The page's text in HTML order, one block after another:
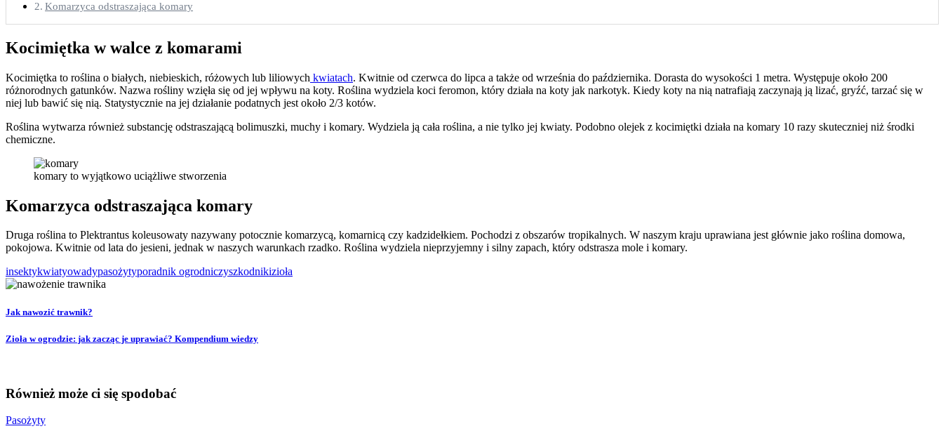
Komarzyca odstraszająca komary
Kocimiętka w walce z komarami
Kocimiętka to roślina o białych, niebieskich, różowych lub liliowych kwiatach. Kwitnie od czerwca do lipca a także od września do października. Dorasta do wysokości 1 metra. Występuje około 200
różnorodnych gatunków. Nazwa rośliny wzięła się od jej wpływu na koty. Roślina wydziela koci feromon, który działa na koty jak narkotyk. Kiedy koty na nią natrafiają zaczynają ją lizać, gryźć, tarzać się w
niej lub bawić się nią. Statystycznie na jej działanie podatnych jest około 2/3 kotów.
Roślina wytwarza również substancję odstraszającą bolimuszki, muchy i komary. Wydziela ją cała roślina, a nie tylko jej kwiaty. Podobno olejek z kocimiętki działa na komary 10 razy skuteczniej niż środki
chemiczne.
komary to wyjątkowo uciążliwe stworzenia
Komarzyca odstraszająca komary
Druga roślina to Plektrantus koleusowaty nazywany potocznie komarzycą, komarnicą czy kadzidełkiem. Pochodzi z obszarów tropikalnych. W naszym kraju uprawiana jest głównie jako roślina domowa,
pokojowa. Kwitnie od lata do jesieni, jednak w naszych warunkach rzadko. Roślina wydziela nieprzyjemny i silny zapach, który odstrasza mole i komary.
insektykwiatyowadypasożytyporadnik ogrodniczyszkodnikizioła
Jak nawozić trawnik?
Zioła w ogrodzie: jak zacząc je uprawiać? Kompendium wiedzy
Również może ci się spodobać
Pasożyty